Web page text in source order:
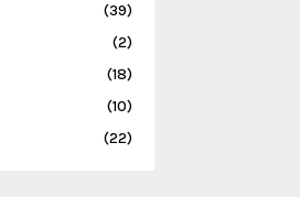
(39)
(2)
(18)
(10)
(22)